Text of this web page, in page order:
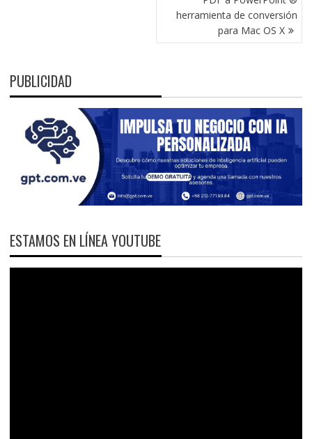
herramienta de conversión
para Mac OS X
PUBLICIDAD
ESTAMOS EN LÍNEA YOUTUBE